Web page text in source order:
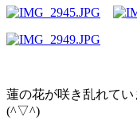
蓮の花が咲き乱れて
(^▽^)